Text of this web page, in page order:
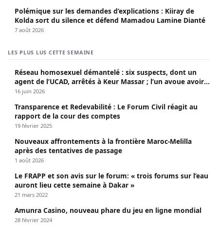
Polémique sur les demandes d’explications : Kiiray de
Kolda sort du silence et défend Mamadou Lamine Dianté
7 août 2026
LES PLUS LUS CETTE SEMAINE
Réseau homosexuel démantelé : six suspects, dont un
agent de l’UCAD, arrêtés à Keur Massar ; l’un avoue avoir
propagé le VIH depuis 2018
16 juin 2026
Transparence et Redevabilité : Le Forum Civil réagit au
rapport de la cour des comptes
19 février 2025
Nouveaux affrontements à la frontière Maroc-Melilla
après des tentatives de passage
1 août 2026
Le FRAPP et son avis sur le forum: « trois forums sur l’eau
auront lieu cette semaine à Dakar »
21 mars 2022
Amunra Casino, nouveau phare du jeu en ligne mondial
28 février 2024